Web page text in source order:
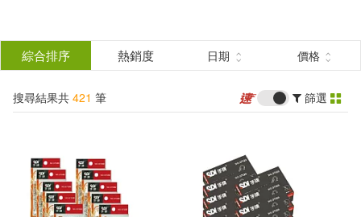
結
分類 (單選)
所有商品(421)
設計文具(189)
婦幼生活(232)
綜合排序 熱銷度 日期 價格
搜尋結果共 421 筆 篩選